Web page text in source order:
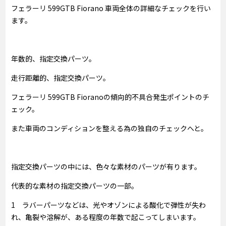
フェラーリ 599GTB Fiorano 車両全体の詳細なチェックを行い
ます。
年数的、指定交換パーツ。
走行距離的、指定交換パーツ。
フェラーリ 599GTB Fioranoの傾向的不具合発生ポイントのチ
ェック。
また車両のコンディションを整える為の独自のチェックへと。
指定交換パーツの中には、色々な素材のパーツが有ります。
代表的な素材の指定交換パーツの一部。
1 ラバーパーツなどは、光やオゾンによる酸化で弾性が失わ
れ、亀裂や溶解が、ある程度の年数で起こってしまいます。